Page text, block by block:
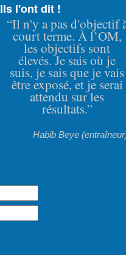
Ils l'ont dit !
“Il n'y a pas d'objectif
court terme. À l’OM,
les objectifs sont
élevés. Je sais où je
suis, je sais que je vais
être exposé, et je serai
attendu sur les
résultats.”
Habib Beye